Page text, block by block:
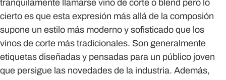
tranquilamente llamarse vino de corte o blend pero lo
cierto es que esta expresión más allá de la composión
supone un estilo más moderno y sofisticado que los
vinos de corte más tradicionales. Son generalmente
etiquetas diseñadas y pensadas para un público joven
que persigue las novedades de la industria. Además,